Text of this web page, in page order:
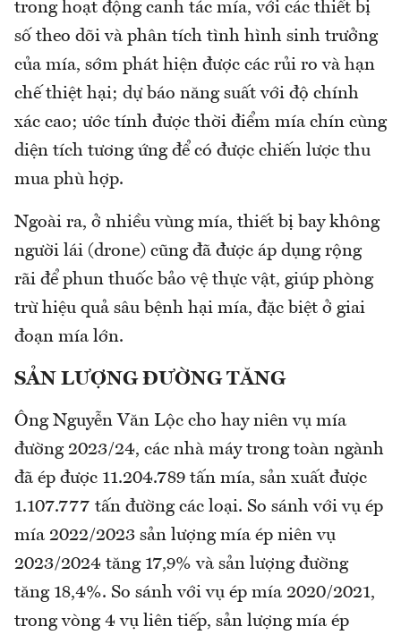
trong hoạt động canh tác mía, với các thiết bị
số theo dõi và phân tích tình hình sinh trưởng
của mía, sớm phát hiện được các rủi ro và hạn
chế thiệt hại; dự báo năng suất với độ chính
xác cao; ước tính được thời điểm mía chín cùng
diện tích tương ứng để có được chiến lược thu
mua phù hợp.
Ngoài ra, ở nhiều vùng mía, thiết bị bay không
người lái (drone) cũng đã được áp dụng rộng
rãi để phun thuốc bảo vệ thực vật, giúp phòng
trừ hiệu quả sâu bệnh hại mía, đặc biệt ở giai
đoạn mía lớn.
SẢN LƯỢNG ĐƯỜNG TĂNG
Ông Nguyễn Văn Lộc cho hay niên vụ mía
đường 2023/24, các nhà máy trong toàn ngành
đã ép được 11.204.789 tấn mía, sản xuất được
1.107.777 tấn đường các loại. So sánh với vụ ép
mía 2022/2023 sản lượng mía ép niên vụ
2023/2024 tăng 17,9% và sản lượng đường
tăng 18,4%. So sánh với vụ ép mía 2020/2021,
trong vòng 4 vụ liên tiếp, sản lượng mía ép